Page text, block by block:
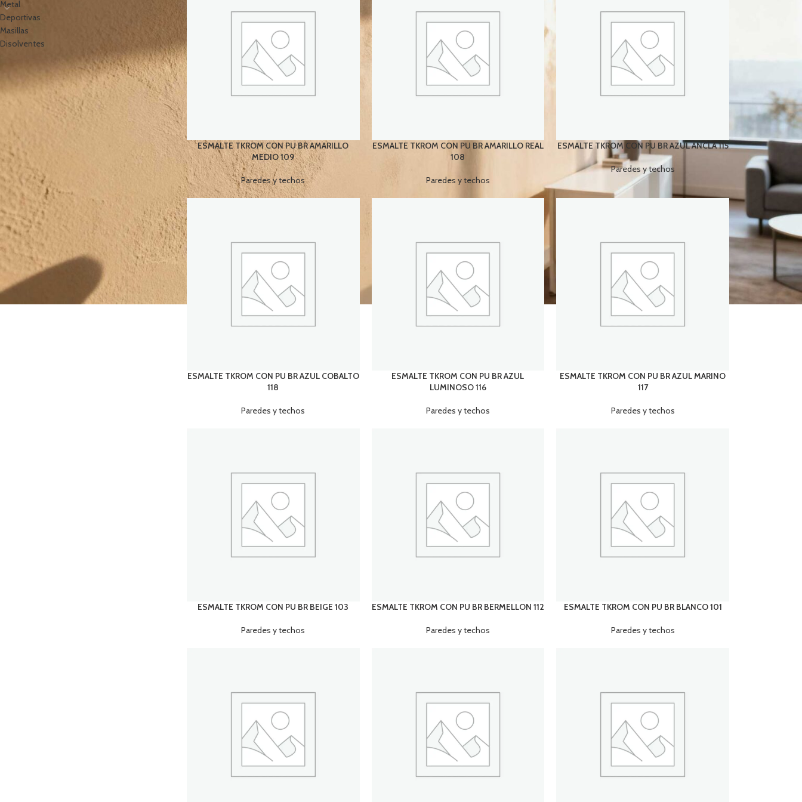
Metal
Deportivas
Masillas
Disolventes
ESMALTE TKROM CON PU BR AMARILLO
MEDIO 109
Paredes y techos
ESMALTE TKROM CON PU BR AMARILLO REAL
108
Paredes y techos
ESMALTE TKROM CON PU BR AZUL ANCLA 115
Paredes y techos
ESMALTE TKROM CON PU BR AZUL COBALTO
118
Paredes y techos
ESMALTE TKROM CON PU BR AZUL
LUMINOSO 116
Paredes y techos
ESMALTE TKROM CON PU BR AZUL MARINO
117
Paredes y techos
ESMALTE TKROM CON PU BR BEIGE 103
Paredes y techos
ESMALTE TKROM CON PU BR BERMELLON 112
Paredes y techos
ESMALTE TKROM CON PU BR BLANCO 101
Paredes y techos